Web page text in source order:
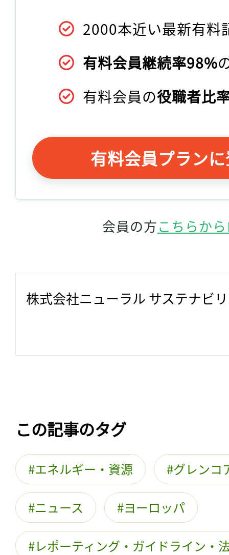
2000本近い最新有料
有料会員継続率98%
有料会員の役職者比
有料会員プラン
会員の方こちらか
株式会社ニューラル サステナビ
この記事のタグ
エネルギー・資源 グレンコ
ニュース ヨーロッパ
レポーティング・ガイドライン・